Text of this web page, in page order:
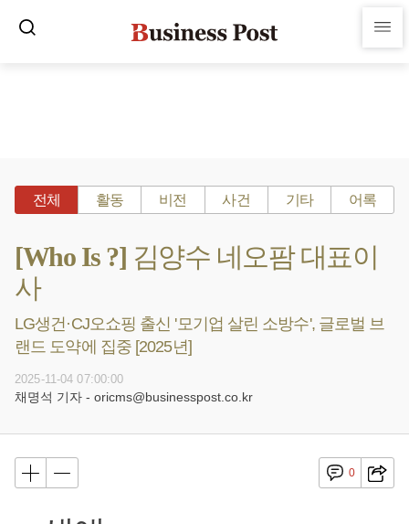
전체 활동 비전 사건 기타 어록
[Who Is ?] 김양수 네오팜 대표이
사
LG생건·CJ오쇼핑 출신 '모기업 살린 소방수', 글로벌 브
랜드 도약에 집중 [2025년]
2025-11-04 07:00:00
채명석 기자 - oricms@businesspost.co.kr
0